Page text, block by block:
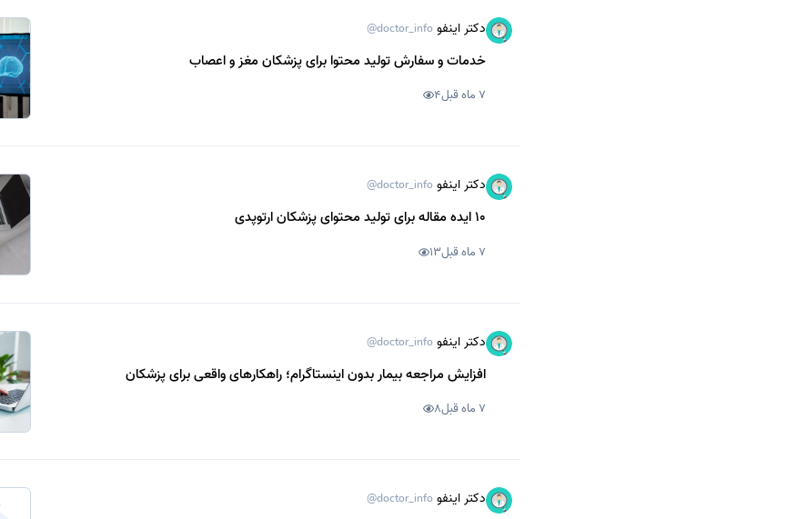
دکتر اینفو @doctor_info
خدمات و سفارش تولید محتوا برای پزشکان مغز و اعصاب
7 ماه قبل 4
دکتر اینفو @doctor_info
10 ایده مقاله برای تولید محتوای پزشکان ارتوپدی
7 ماه قبل 13
دکتر اینفو @doctor_info
افزایش مراجعه بیمار بدون اینستاگرام؛ راهکارهای واقعی برای پزشکان
7 ماه قبل 8
دکتر اینفو @doctor_info